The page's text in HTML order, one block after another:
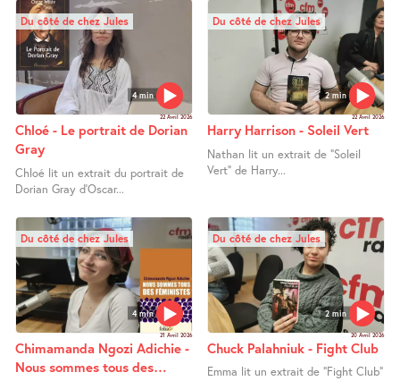
4 min
Du côté de chez Jules
22 Avril 2026
Chloé - Le portrait de Dorian
Gray
Chloé lit un extrait du portrait de
Dorian Gray d’Oscar...
2 min
Du côté de chez Jules
22 Avril 2026
Harry Harrison - Soleil Vert
Nathan lit un extrait de "Soleil
Vert" de Harry...
4 min
Du côté de chez Jules
21 Avril 2026
Chimamanda Ngozi Adichie -
Nous sommes tous des
2 min
Du côté de chez Jules
20 Avril 2026
Chuck Palahniuk - Fight Club
Emma lit un extrait de "Fight Club"